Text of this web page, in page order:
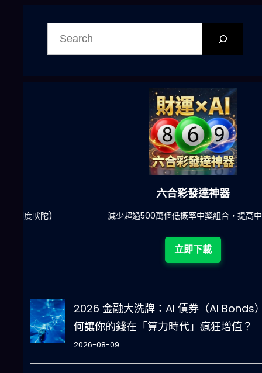
六合彩發達神器
減少超過500萬個低概率中獎組合，提高中獎率
2026 金融大洗牌：AI 債券（AI Bonds
何讓你的錢在「算力時代」瘋狂增值？
2026-08-09